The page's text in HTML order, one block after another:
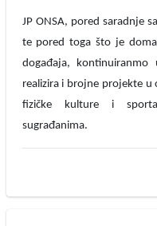
JP ONSA, pored saradnje
te pored toga što je
događaja, kontinuiranmo
realizira i brojne projekte
fizičke kulture i
sugrađanima.